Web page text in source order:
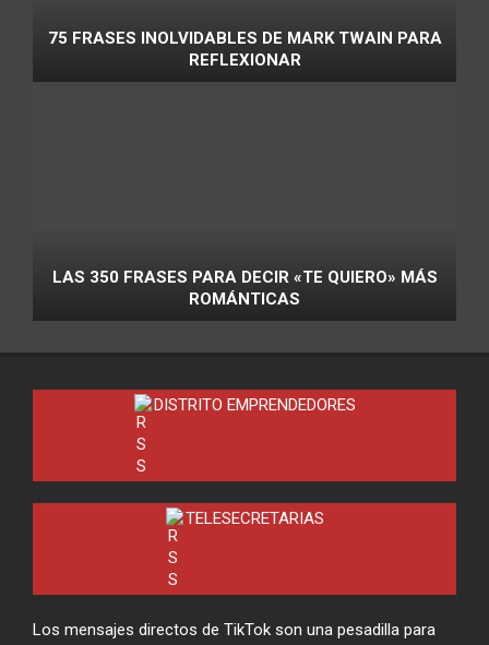
75 FRASES INOLVIDABLES DE MARK TWAIN PARA
REFLEXIONAR
LAS 350 FRASES PARA DECIR «TE QUIERO» MÁS
ROMÁNTICAS
DISTRITO EMPRENDEDORES
TELESECRETARIAS
Los mensajes directos de TikTok son una pesadilla para